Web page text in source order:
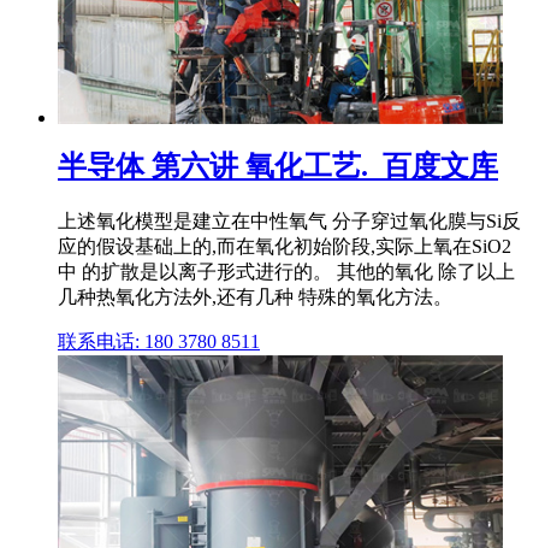
半导体 第六讲 氧化工艺._百度文库
上述氧化模型是建立在中性氧气 分子穿过氧化膜与Si反
应的假设基础上的,而在氧化初始阶段,实际上氧在SiO2
中 的扩散是以离子形式进行的。 其他的氧化 除了以上
几种热氧化方法外,还有几种 特殊的氧化方法。
联系电话: 180 3780 8511